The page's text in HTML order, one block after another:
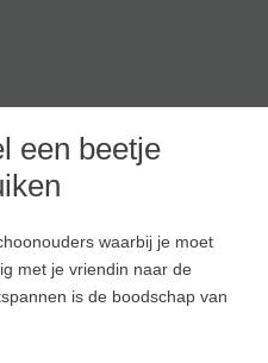
een beetje
waarbij je moet
met je vriendin naar de
is de boodschap van